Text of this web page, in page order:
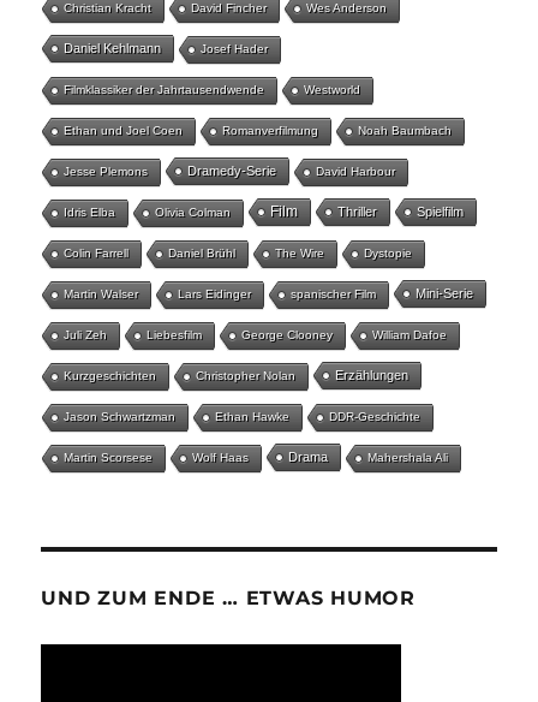
Christian Kracht David Fincher Wes Anderson
Daniel Kehlmann Josef Hader
Filmklassiker der Jahrtausendwende Westworld
Ethan und Joel Coen Romanverfilmung Noah Baumbach
Jesse Plemons Dramedy-Serie David Harbour
Idris Elba Olivia Colman Film Thriller Spielfilm
Colin Farrell Daniel Brühl The Wire Dystopie
Martin Walser Lars Eidinger spanischer Film Mini-Serie
Juli Zeh Liebesfilm George Clooney William Dafoe
Kurzgeschichten Christopher Nolan Erzählungen
Jason Schwartzman Ethan Hawke DDR-Geschichte
Martin Scorsese Wolf Haas Drama Mahershala Ali
UND ZUM ENDE … ETWAS HUMOR